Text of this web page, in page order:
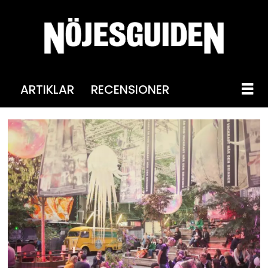
ARTIKLAR RECENSIONER